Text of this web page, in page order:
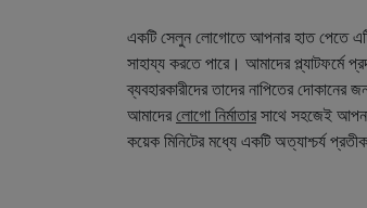
একটি সেলুন লোগোতে আপনার হাত পেতে
সাহায্য করতে পারে। আমাদের প্ল্যাটফর্মে
ব্যবহারকারীদের তাদের নাপিতের দোকানের
আমাদেরলোগো নির্মাতারসাথে সহজেই
কয়েক মিনিটের মধ্যে একটি অত্যাশ্চর্য